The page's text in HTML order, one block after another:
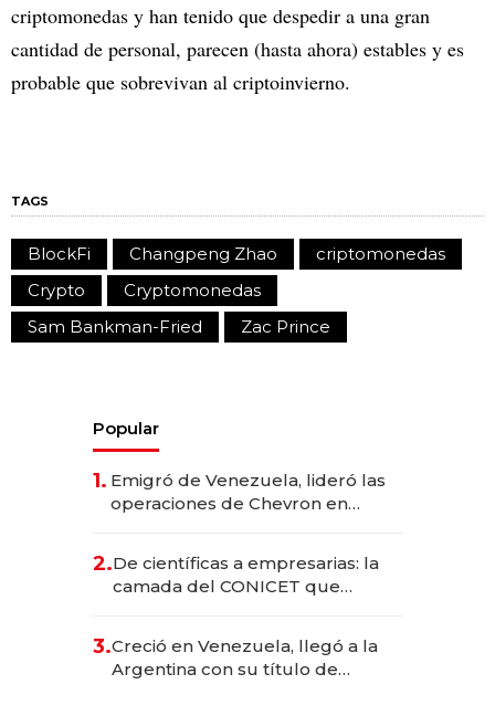
criptomonedas y han tenido que despedir a una gran
cantidad de personal, parecen (hasta ahora) estables y es
probable que sobrevivan al criptoinvierno.
TAGS
BlockFi Changpeng Zhao
criptomonedas
Crypto
Cryptomonedas
Sam Bankman-Fried
Zac Prince
Popular
1. Emigró de Venezuela, lideró las
operaciones de Chevron en
2.De científicas a empresarias: la
camada del CONICET que
3.Creció en Venezuela, llegó a la
Argentina con su título de